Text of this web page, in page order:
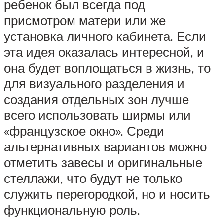
ребенок был всегда под
присмотром матери или же
установка личного кабинета. Если
эта идея оказалась интересной, и
она будет воплощаться в жизнь, то
для визуального разделения и
создания отдельных зон лучше
всего использовать ширмы или
«французское окно». Среди
альтернативных вариантов можно
отметить завесы и оригинальные
стеллажи, что будут не только
служить перегородкой, но и носить
функциональную роль.